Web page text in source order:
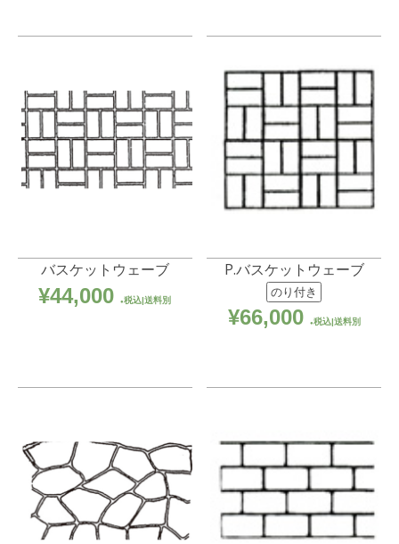
バスケットウェーブ
¥44,000 税込|送料別
P.バスケットウェーブ
のり付き
¥66,000 税込|送料別